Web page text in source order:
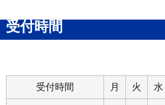
受付時間
受付時間 月 火 水